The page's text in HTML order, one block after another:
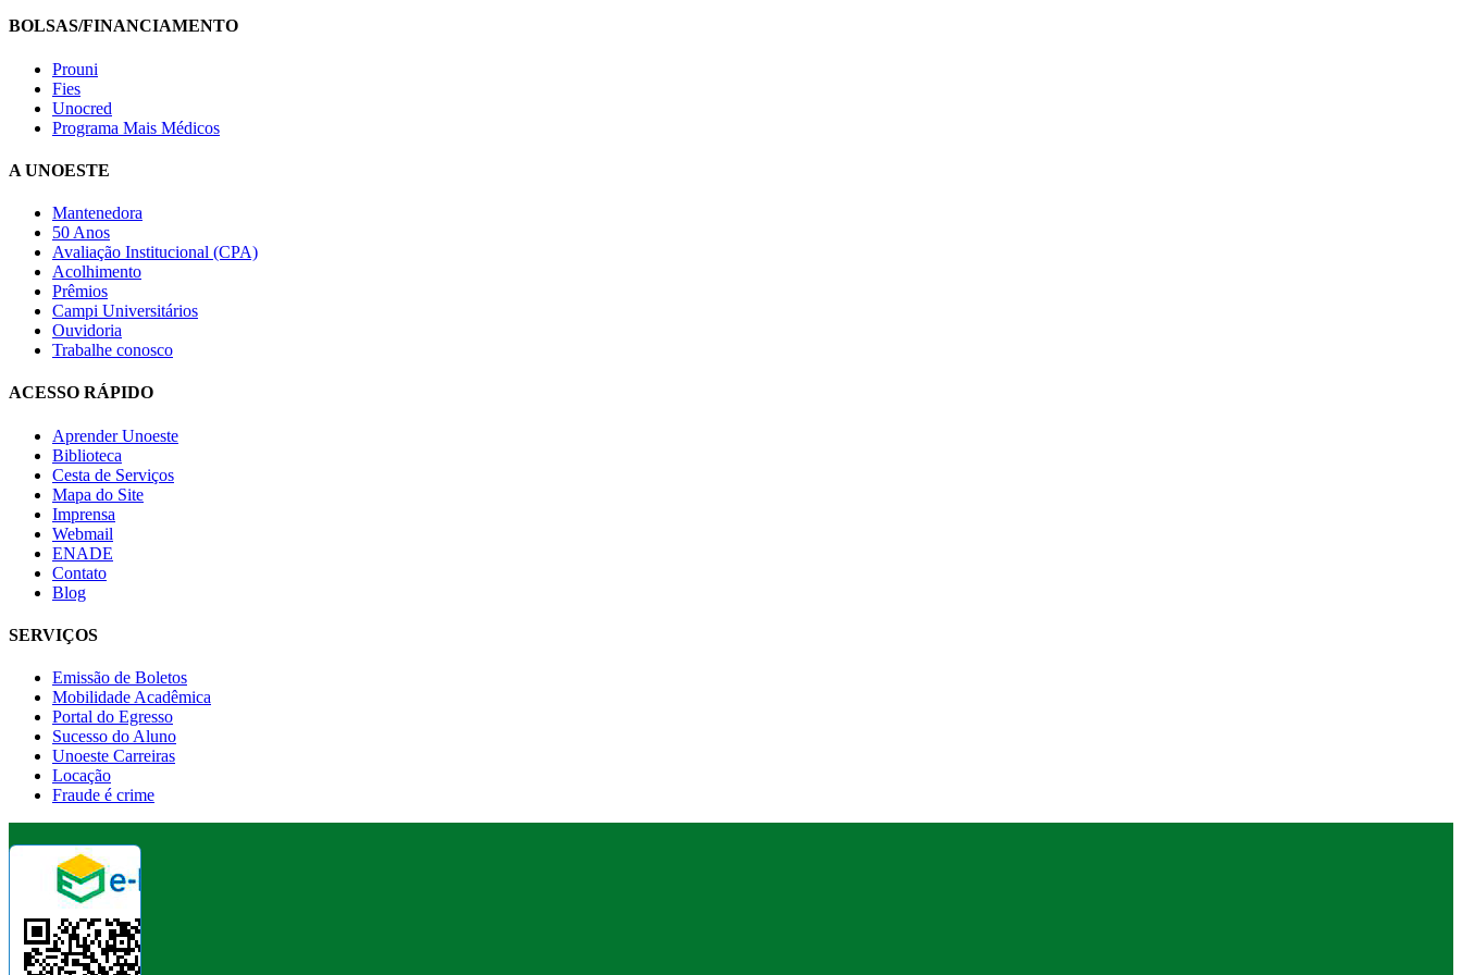
BOLSAS/FINANCIAMENTO
Prouni
Fies
Unocred
Programa Mais Médicos
A UNOESTE
Mantenedora
50 Anos
Avaliação Institucional (CPA)
Acolhimento
Prêmios
Campi Universitários
Ouvidoria
Trabalhe conosco
ACESSO RÁPIDO
Aprender Unoeste
Biblioteca
Cesta de Serviços
Mapa do Site
Imprensa
Webmail
ENADE
Contato
Blog
SERVIÇOS
Emissão de Boletos
Mobilidade Acadêmica
Portal do Egresso
Sucesso do Aluno
Unoeste Carreiras
Locação
Fraude é crime